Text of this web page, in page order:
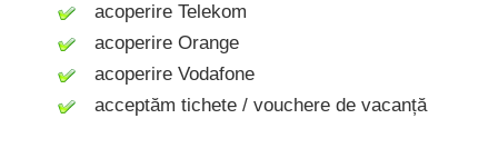
acoperire Telekom
acoperire Orange
acoperire Vodafone
acceptăm tichete / vouchere de vacanță